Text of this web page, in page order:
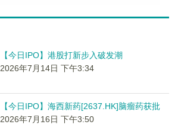
【今日IPO】港股打新步入破发潮
2026年7月14日 下午3:34
【今日IPO】海西新药[2637.HK]脑瘤药获批
2026年7月16日 下午3:50